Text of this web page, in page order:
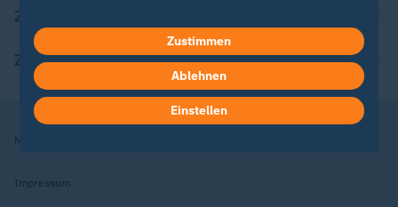
ZDFheute Apps
Nutzungsbedingungen
Impressum
Hier findest du das Impressum.
Weitere Informationen findest du in unserer
Datenschutzerklärung.
Zustimmen
Ablehnen
Einstellen